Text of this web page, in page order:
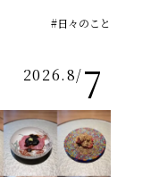
2026.8/7
#日々のこと